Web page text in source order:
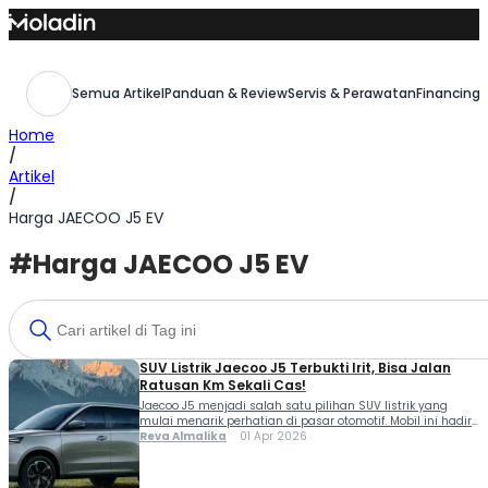
Skip
to
Semua ArtikelPanduan & ReviewServis & Perawatan
Home
/
Artikel
/
Harga JAECOO J5 EV
#Harga JAECOO J5 EV
SUV Listrik Jaecoo J5 Terbukti Irit, Bisa Jalan
Ratusan Km Sekali Cas!
Jaecoo J5 menjadi salah satu pilihan SUV listrik yang
mulai menarik perhatian di pasar otomotif. Mobil ini hadir
sebagai solusi mobilitas di tengah naiknya harga BBM,
Reva Almalika 01 Apr 2026